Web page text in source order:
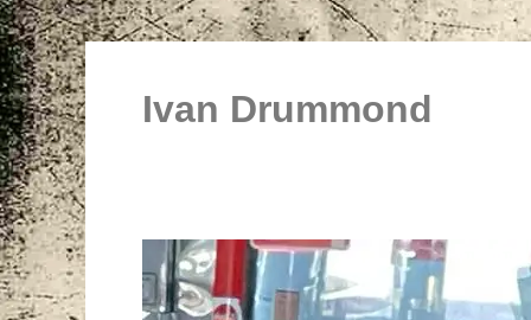
Ivan Drummond
Viva
Roberto
Drummond!